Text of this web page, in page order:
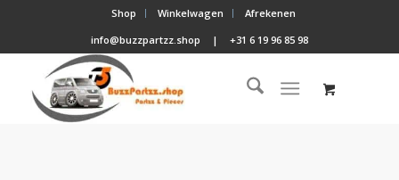
Shop Winkelwagen
Afrekenen
info@buzzpartzz.shop
| +31 6 19 96 85 98